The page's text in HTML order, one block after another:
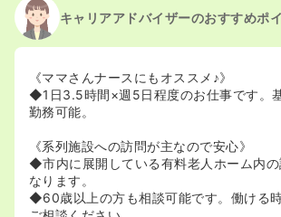
キャリアアドバイザーのおすすめポ
《ママさんナースにもオススメ♪》
◆1日3.5時間×週5日程度のお仕事です。
勤務可能。
《系列施設への訪問が主なので安心》
◆市内に展開している有料老人ホーム内の
なります。
◆60歳以上の方も相談可能です。働ける